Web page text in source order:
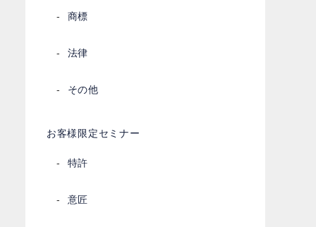
商標
法律
その他
お客様限定セミナー
特許
意匠